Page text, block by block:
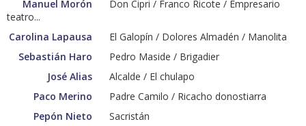
Manuel Morón
Don Cipri / Franco Ricote / Empresario
teatro...
Carolina Lapausa
El Galopín / Dolores Almadén / Manolita
Sebastián Haro
Pedro Maside / Brigadier
José Alias
Alcalde / El chulapo
Paco Merino
Padre Camilo / Ricacho donostiarra
Pepón Nieto
Sacristán